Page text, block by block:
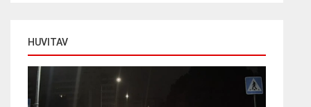
HUVITAV